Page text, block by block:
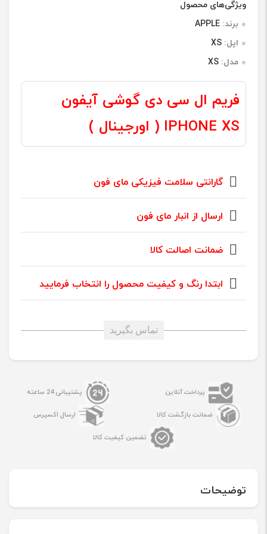
امتیازدهی
مشتری
ویژگی‌های محصول
برند: APPLE
اپل: XS
مدل: XS
فریم ال سی دی گوشی آیفون
IPHONE XS ( اورجینال )
گارانتی سلامت فیزیکی مای فون
ارسال از انبار مای فون
ضمانت اصالت کالا
ابتدا رنگ و کیفیت محصول را انتخاب فرمایید
تماس بگیرید
پرداخت آنلاین پشتیبانی 24 ساعته
ضمانت بازگشت کالا ارسال اکسپرس
تضمین کیفیت کالا
توضیحات